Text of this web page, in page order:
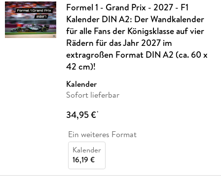
Formel 1 - Grand Prix - 2027 - F1
Kalender DIN A2: Der Wandkalender
für alle Fans der Königsklasse auf vier
Rädern für das Jahr 2027 im
extragroßen Format DIN A2 (ca. 60 x
42 cm)!
Kalender
Sofort lieferbar
34,95 €*
Ein weiteres Format
Kalender
16,19 €